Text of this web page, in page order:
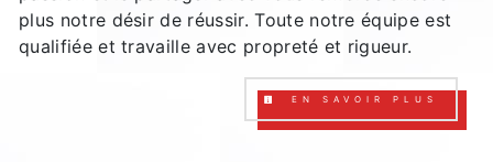
plus notre désir de réussir. Toute notre équipe est
qualifiée et travaille avec propreté et rigueur.
EN SAVOIR PLUS